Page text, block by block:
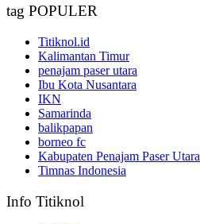
tag POPULER
Titiknol.id
Kalimantan Timur
penajam paser utara
Ibu Kota Nusantara
IKN
Samarinda
balikpapan
borneo fc
Kabupaten Penajam Paser Utara
Timnas Indonesia
Info Titiknol